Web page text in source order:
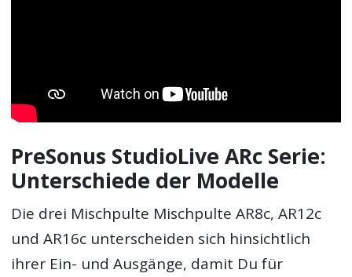
PreSonus StudioLive ARc Serie:
Unterschiede der Modelle
Die drei Mischpulte Mischpulte AR8c, AR12c
und AR16c unterscheiden sich hinsichtlich
ihrer Ein- und Ausgänge, damit Du für